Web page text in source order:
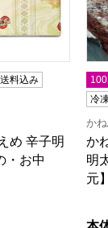
送料込み
め 辛子明
・お中
点中）
冷凍
かね
か
明
元】